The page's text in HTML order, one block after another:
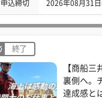
申込締切 2026年08月31
終了
【商船三
裏側へ。
達成感と